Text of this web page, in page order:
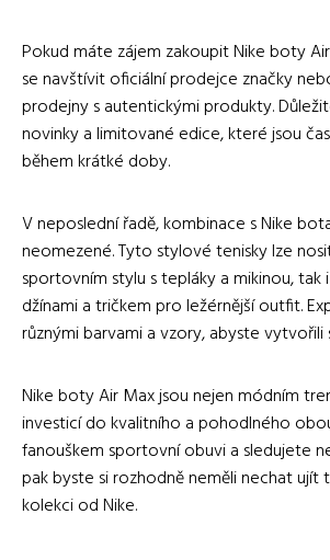
Pokud máte zájem zakoupit Nike boty
se navštívit oficiální prodejce značky
prodejny s autentickými produkty.
novinky a limitované edice, které jsou
během krátké doby.
V neposlední řadě, kombinace s Nike
neomezené. Tyto stylové tenisky lze
sportovním stylu s tepláky a mikinou, tak
džínami a tričkem pro ležérnější outfit.
různými barvami a vzory, abyste vytvořili
Nike boty Air Max jsou nejen módním
investicí do kvalitního a pohodlného
fanouškem sportovní obuvi a sledujete
pak byste si rozhodně neměli nechat ujít
kolekci od Nike.